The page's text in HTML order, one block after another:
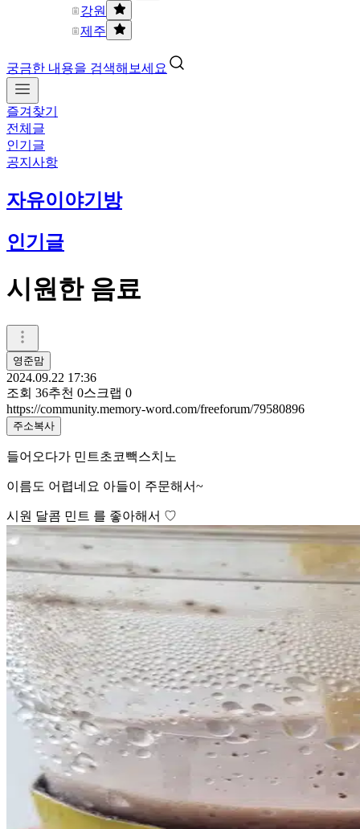
강원
제주
궁금한 내용을 검색해보세요
즐겨찾기
전체글
인기글
공지사항
자유이야기방
인기글
시원한 음료
영준맘
2024.09.22 17:36
조회 36추천 0스크랩 0
https://community.memory-word.com/freeforum/79580896
주소복사
들어오다가 민트초코빽스치노
이름도 어렵네요 아들이 주문해서~
시원 달콤 민트 를 좋아해서 ♡